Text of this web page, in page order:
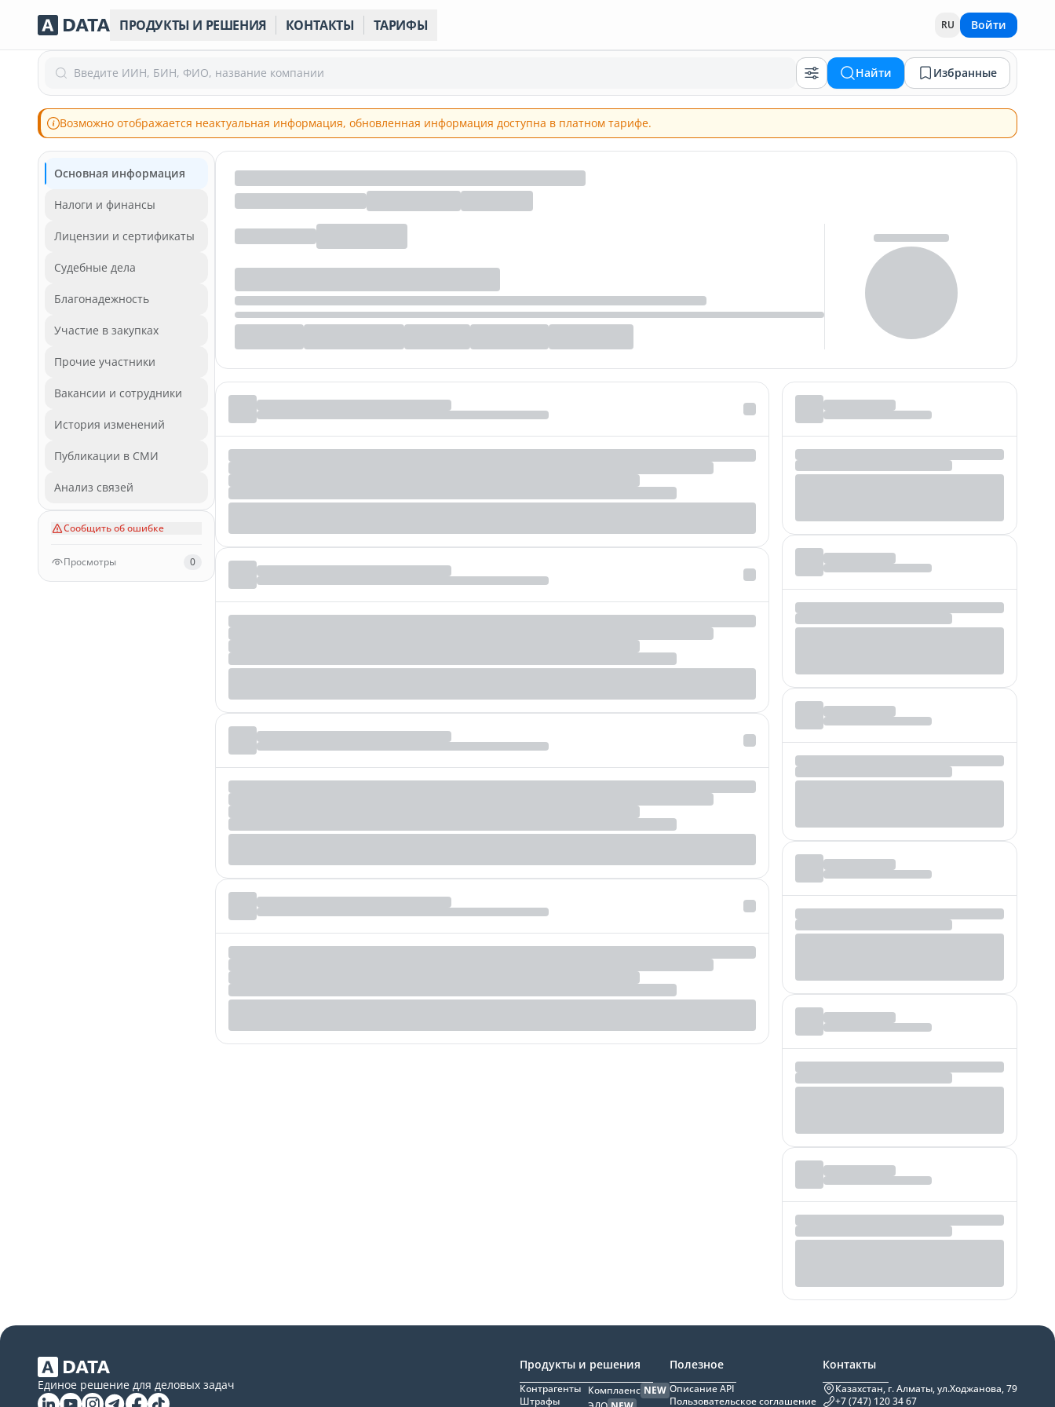
ПРОДУКТЫ И РЕШЕНИЯ КОНТАКТЫ ТАРИФЫ RU Войти
Введите ИИН, БИН, ФИО, название компании Найти Избранные
Возможно отображается неактуальная информация, обновленная информация доступна в платном тарифе.
Основная информация
Налоги и финансы
Лицензии и сертификаты
Судебные дела
Благонадежность
Участие в закупках
Прочие участники
Вакансии и сотрудники
История изменений
Публикации в СМИ
Анализ связей
Сообщить об ошибке
Просмотры 0
Единое решение для деловых задач
Linkedin
YouTube
Instagram
Telegram
Facebook
Tiktok
Продукты и решения
Контрагенты
Штрафы
Комплаенс NEW
Полезное
Описание API
Пользовательское соглашение
Контакты
Казахстан, г. Алматы, ул.Ходжанова, 79
+7 (747) 120 34 67